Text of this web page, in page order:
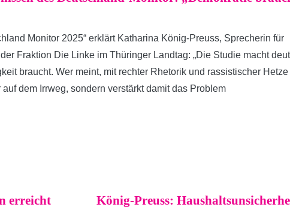
Monitor 2025“ erklärt Katharina König-Preuss, Sprecherin für
Fraktion Die Linke im Thüringer Landtag: „Die Studie macht
braucht. Wer meint, mit rechter Rhetorik und rassistischer
dem Irrweg, sondern verstärkt damit das Problem
erreicht
König-Preuss: